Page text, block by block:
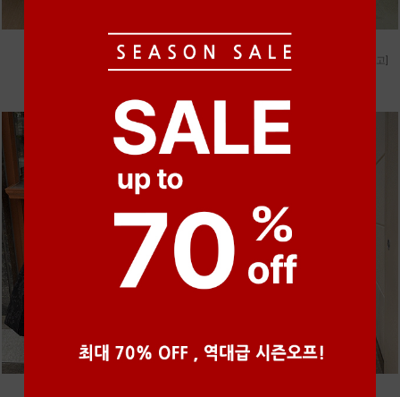
m_비휴 체크 박시셔츠
m_헤세드 스티치 데님팬츠 [4차 재입고]